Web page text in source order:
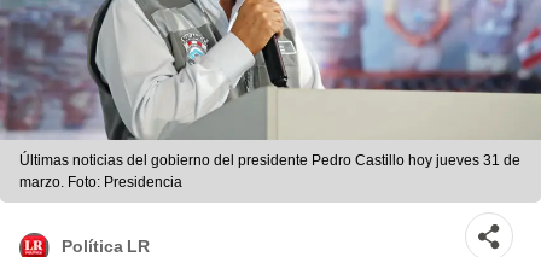
Últimas noticias del gobierno del presidente Pedro Castillo hoy jueves 31 de
marzo. Foto: Presidencia
Política LR